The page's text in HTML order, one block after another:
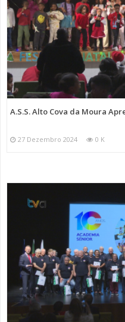
A.S.S. Alto Cova da Moura
27 Dezembro 2024 0 K